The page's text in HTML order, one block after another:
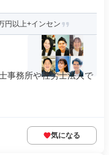
円以上+インセン
事務所や社労士法人で
気になる